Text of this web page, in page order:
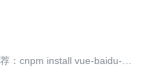
：cnpm install vue-baidu-ma
有了配置信息；